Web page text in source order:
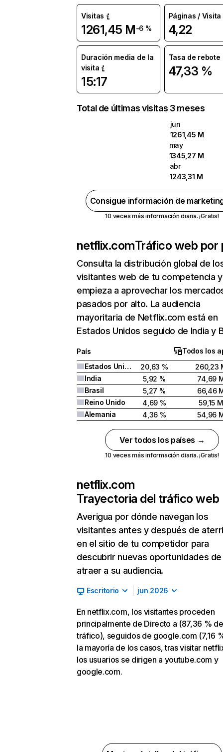
Visitas
1261,45 M-6 %
Páginas / Visita
4,22
Duración media de la
visita
15:17
Tasa de rebote
47,33 %
Total de últimas visitas 3 meses
jun
1261,45 M
may
1345,27 M
abr
1243,31 M
Consigue información de
10 veces más información diaria. ¡Gratis!
netflix.comTráfico web por
Consulta la distribución global de
visitantes web de tu competencia y
empieza a aprovechar los
pasados por alto. La audiencia
mayoritaria de Netflix.com está en
Estados Unidos seguido de India y
País
Todos los
Estados Unidos
20,63 %
260,23
India
5,92 %
74,69
Brasil
5,27 %
66,46
Reino Unido
4,69 %
59,15 M
Alemania
4,36 % 54,96
Ver todos los países →
10 veces más información diaria. ¡Gratis!
netflix.com
Trayectoria del tráfico web
Averigua por dónde navegan los
visitantes antes y después de
en el sitio de tu competidor para
descubrir nuevas oportunidades de
atraer a su audiencia.
Escritorio jun 2026
En netflix.com, los visitantes proceden
principalmente de Directo a (87,36 % de
tráfico), seguidos de google.com (7,16
la mayoría de los casos, tras visitar
los usuarios se dirigen a youtube.com y
google.com.